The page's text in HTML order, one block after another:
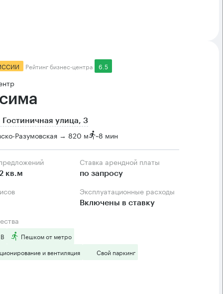
Рейтинг бизнес-центра 6.5
Гостиничная улица, 3
Разумовская → 820 м ~8 мин
кв.м
Ставка арендной платы
по запросу
Эксплуатационные расходы
Включены в ставку
Пешком от метро
и вентиляция
Свой паркинг